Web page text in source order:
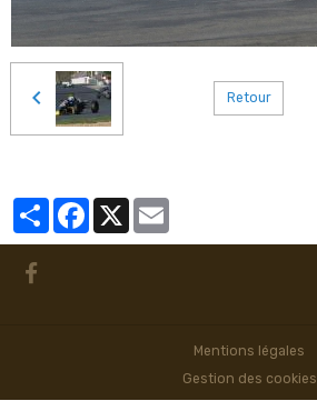
Retour
PartagerFacebook
X
Mentions légales
Gestion des cookies